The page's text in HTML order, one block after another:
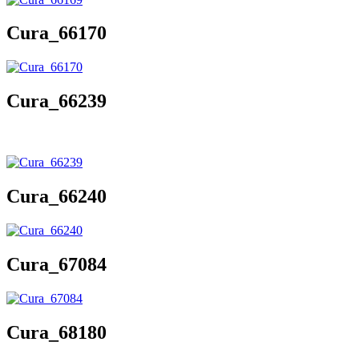
Cura_66170
Cura_66239
Cura_66240
Cura_67084
Cura_68180